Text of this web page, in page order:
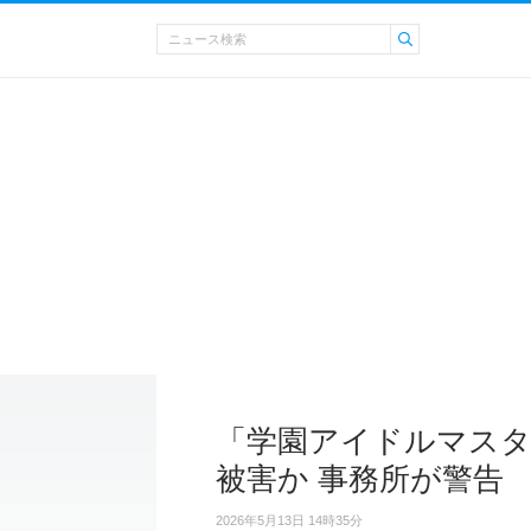
「学園アイドルマス
被害か 事務所が警告
2026年5月13日 14時35分